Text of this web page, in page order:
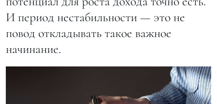
И период нестабильности — это не
повод откладывать такое важное
начинание.